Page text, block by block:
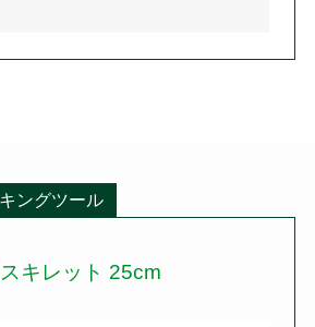
ングツール
キレット 25cm